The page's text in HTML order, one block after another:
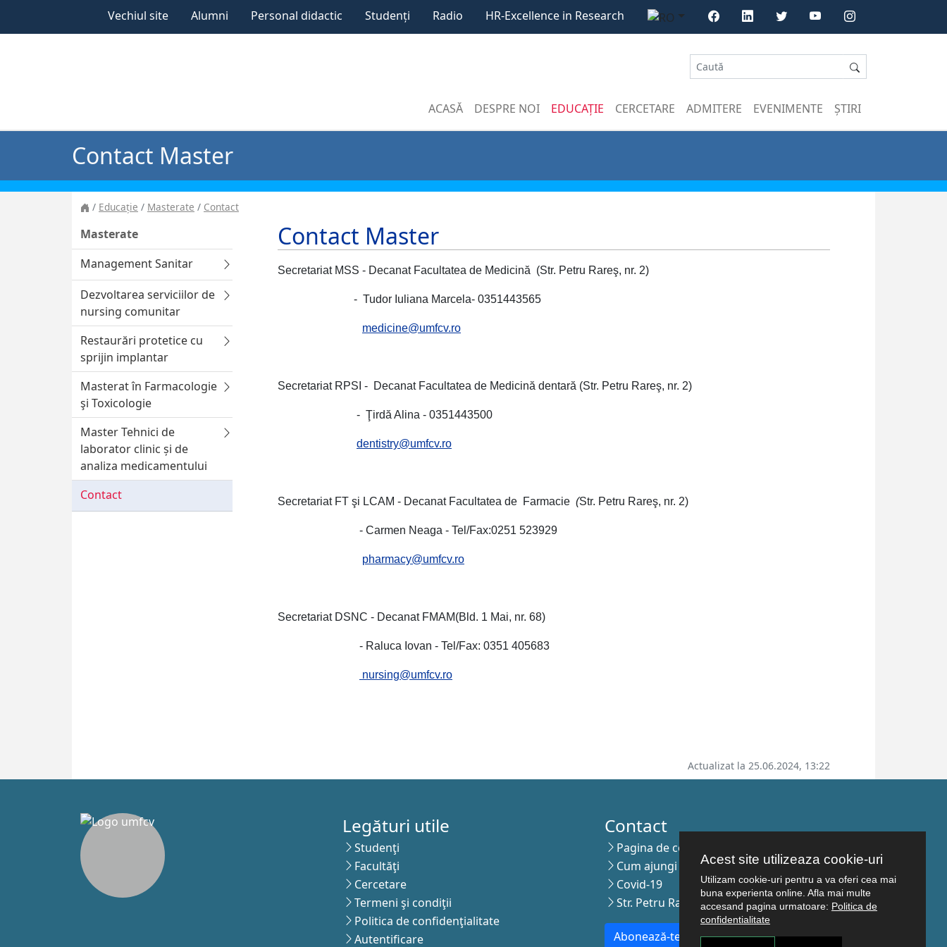
Acest site utilizeaza cookie-uri
Utilizam cookie-uri pentru a va oferi cea mai
buna experienta online. Afla mai multe
accesand pagina urmatoare: Politica de
confidentialitate
Vechiul site Alumni Personal didactic Studenți Radio HR-Excellence in Research
ACASĂ DESPRE NOI EDUCAȚIE CERCETARE ADMITERE EVENIMENTE ȘTIRI
Contact Master
Educație Masterate Contact
Masterate
Management Sanitar
Dezvoltarea serviciilor de
nursing comunitar
Restaurări protetice cu
sprijin implantar
Masterat în Farmacologie
şi Toxicologie
Master Tehnici de
laborator clinic și de
analiza medicamentului
Contact
Contact Master
Secretariat MSS - Decanat Facultatea de Medicină (Str. Petru Rareş, nr. 2)
- Tudor Iuliana Marcela- 0351443565
medicine@umfcv.ro
Secretariat RPSI - Decanat Facultatea de Medicină dentară (Str. Petru Rareş, nr. 2)
- Ţirdă Alina - 0351443500
dentistry@umfcv.ro
Secretariat FT şi LCAM - Decanat Facultatea de Farmacie (Str. Petru Rareş, nr. 2)
- Carmen Neaga - Tel/Fax:0251 523929
pharmacy@umfcv.ro
Secretariat DSNC - Decanat FMAM(Bld. 1 Mai, nr. 68)
- Raluca Iovan - Tel/Fax: 0351 405683
nursing@umfcv.ro
Actualizat la 25.06.2024, 13:22
Legături utile
Studenţi
Facultăţi
Cercetare
Termeni şi condiţii
Politica de confidenţialitate
Autentificare
Contact
Pagina de contact
Cum ajungi aici
Covid-19
Str. Petru Rareş nr.2, Craiova, 200349
Abonează-te la newsletter!